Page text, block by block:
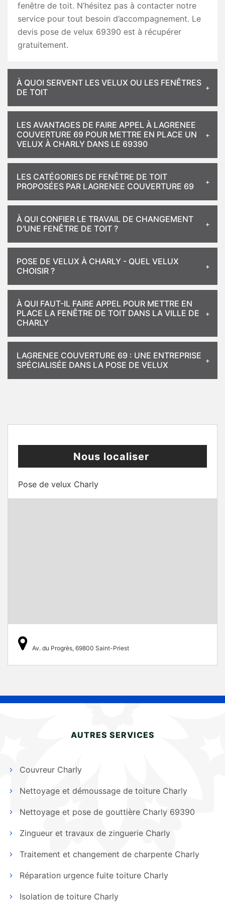
fenêtre de toit. N’hésitez pas à contacter notre
service pour tout besoin d’accompagnement. Le
devis pose de velux 69390 est à récupérer
gratuitement.
À QUOI SERVENT LES VELUX OU LES FENÊTRES
DE TOIT
LES AVANTAGES DE FAIRE APPEL À LAGRENEE
COUVERTURE 69 POUR METTRE EN PLACE UN
VELUX À CHARLY DANS LE 69390
LES CATÉGORIES DE FENÊTRE DE TOIT
PROPOSÉES PAR LAGRENEE COUVERTURE 69
À QUI CONFIER LE TRAVAIL DE CHANGEMENT
D'UNE FENÊTRE DE TOIT ?
POSE DE VELUX À CHARLY - QUEL VELUX
CHOISIR ?
À QUI FAUT-IL FAIRE APPEL POUR METTRE EN
PLACE LA FENÊTRE DE TOIT DANS LA VILLE DE
CHARLY
LAGRENEE COUVERTURE 69 : UNE ENTREPRISE
SPÉCIALISÉE DANS LA POSE DE VELUX
Nous localiser
Pose de velux Charly
Av. du Progrès, 69800 Saint-Priest
AUTRES SERVICES
Couvreur Charly
Nettoyage et démoussage de toiture Charly
Nettoyage et pose de gouttière Charly 69390
Zingueur et travaux de zinguerie Charly
Traitement et changement de charpente Charly
Réparation urgence fuite toiture Charly
Isolation de toiture Charly